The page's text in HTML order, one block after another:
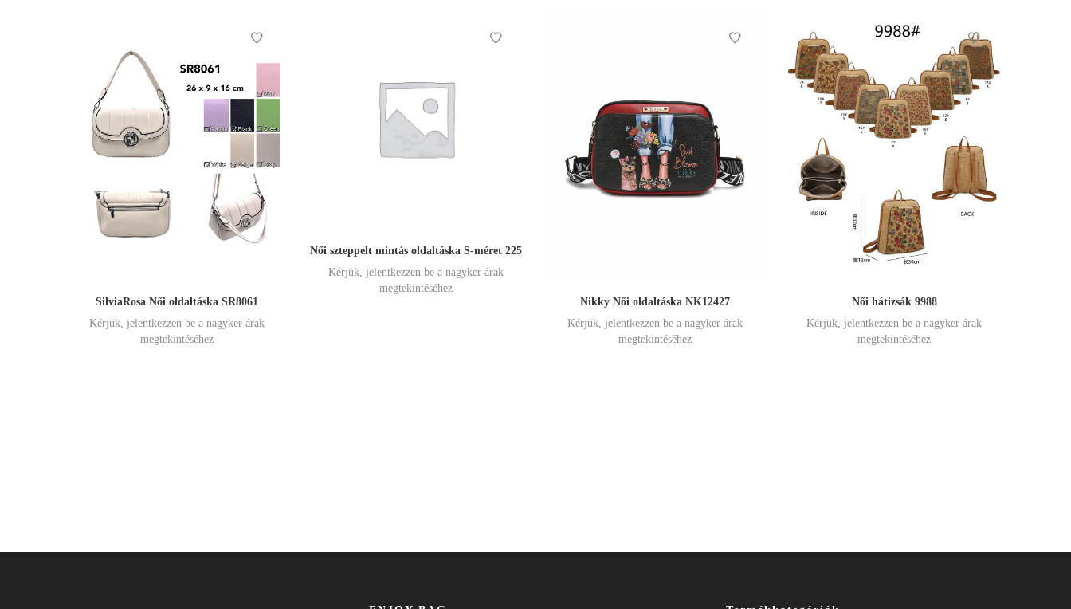
SilviaRosa Női oldaltáska SR8061
Kérjük, jelentkezzen be a nagyker árak
megtekintéséhez
Női szteppelt mintás oldaltáska S-méret 225
Kérjük, jelentkezzen be a nagyker árak
megtekintéséhez
Nikky Női oldaltáska NK12427
Kérjük, jelentkezzen be a nagyker árak
megtekintéséhez
Női hátizsák 9988
Kérjük, jelentkezzen be a nagyker árak
megtekintéséhez